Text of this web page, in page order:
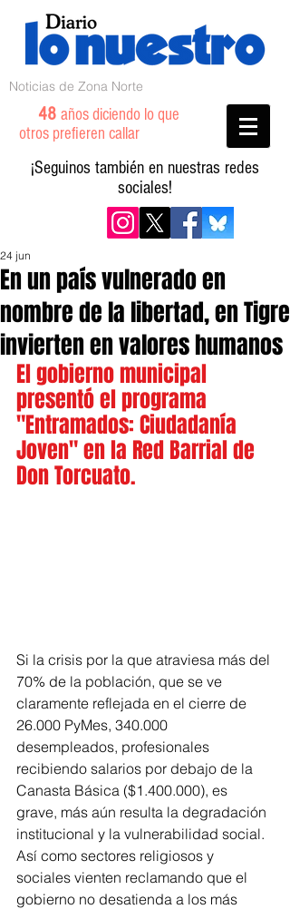
Noticias de Zona Norte
48 años diciendo lo que
otros prefieren callar
¡Seguinos también en nuestras redes
sociales!
En un país vulnerado en
nombre de la libertad, en Tigre
invierten en valores humanos
24 jun
El gobierno municipal
presentó el programa
"Entramados: Ciudadanía
Joven" en la Red Barrial de
Don Torcuato.
Si la crisis por la que atraviesa más del
70% de la población, que se ve
claramente reflejada en el cierre de
26.000 PyMes, 340.000
desempleados, profesionales
recibiendo salarios por debajo de la
Canasta Básica ($1.400.000), es
grave, más aún resulta la degradación
institucional y la vulnerabilidad social.
Así como sectores religiosos y
sociales vienten reclamando que el
gobierno no desatienda a los más